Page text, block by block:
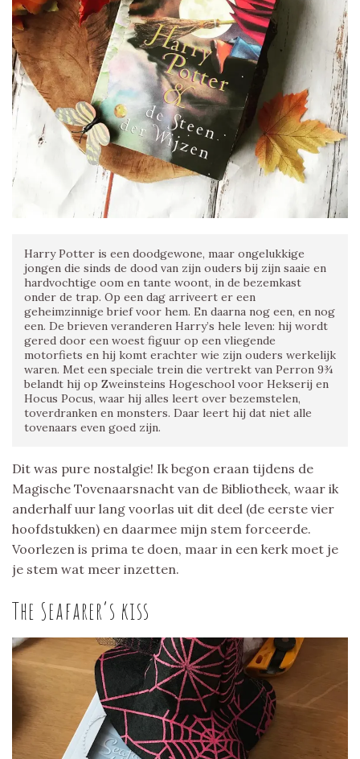
Harry Potter is een doodgewone, maar ongelukkige
jongen die sinds de dood van zijn ouders bij zijn saaie en
hardvochtige oom en tante woont, in de bezemkast
onder de trap. Op een dag arriveert er een
geheimzinnige brief voor hem. En daarna nog een, en nog
een. De brieven veranderen Harry’s hele leven: hij wordt
gered door een woest figuur op een vliegende
motorfiets en hij komt erachter wie zijn ouders werkelijk
waren. Met een speciale trein die vertrekt van Perron 9¾
belandt hij op Zweinsteins Hogeschool voor Hekserij en
Hocus Pocus, waar hij alles leert over bezemstelen,
toverdranken en monsters. Daar leert hij dat niet alle
tovenaars even goed zijn.
Dit was pure nostalgie! Ik begon eraan tijdens de
Magische Tovenaarsnacht van de Bibliotheek, waar ik
anderhalf uur lang voorlas uit dit deel (de eerste vier
hoofdstukken) en daarmee mijn stem forceerde.
Voorlezen is prima te doen, maar in een kerk moet je
je stem wat meer inzetten.
The Seafarer’s kiss